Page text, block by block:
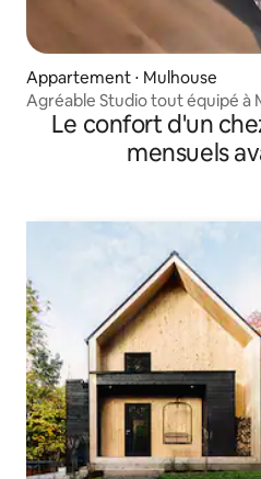
Appartement ⋅ Mulhouse
Le confort d'un
mensuels